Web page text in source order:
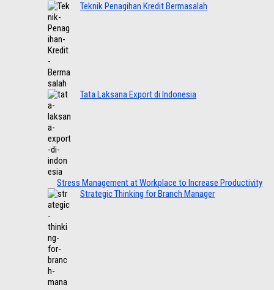
Teknik Penagihan Kredit Bermasalah
Tata Laksana Export di Indonesia
Stress Management at Workplace to Increase Productivity
Strategic Thinking for Branch Manager